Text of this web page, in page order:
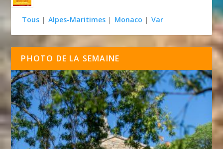
Tous | Alpes-Maritimes | Monaco | Var
PHOTO DE LA SEMAINE